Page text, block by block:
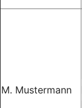
M. Mustermann